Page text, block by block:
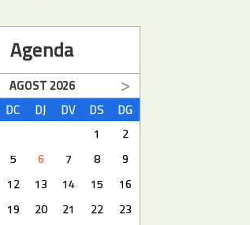
Agenda
AGOST2026
DC DJ DV DS DG
1
2
5 6 7 8
9
12 13 14 15
16
19 20 21 22
23